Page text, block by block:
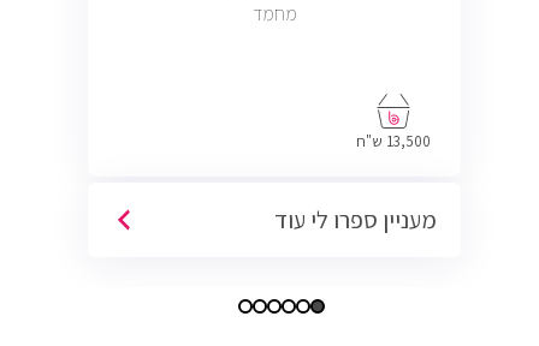
מחמד
13,500 ש"ח
מעניין ספרו לי עוד